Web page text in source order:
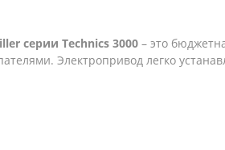
серии Technics 3000 – это
Электропривод легко